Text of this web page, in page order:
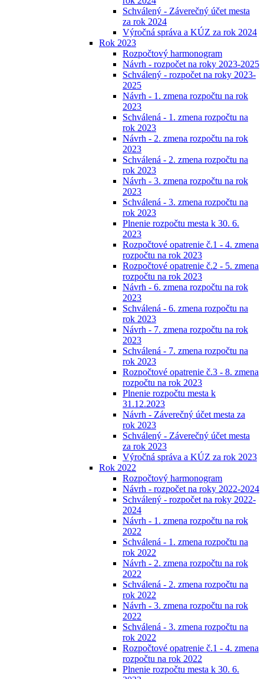
Schválený - Záverečný účet mesta
za rok 2024
Výročná správa a KÚZ za rok 2024
Rok 2023
Rozpočtový harmonogram
Návrh - rozpočet na roky 2023-2025
Schválený - rozpočet na roky 2023-
2025
Návrh - 1. zmena rozpočtu na rok
2023
Schválená - 1. zmena rozpočtu na
rok 2023
Návrh - 2. zmena rozpočtu na rok
2023
Schválená - 2. zmena rozpočtu na
rok 2023
Návrh - 3. zmena rozpočtu na rok
2023
Schválená - 3. zmena rozpočtu na
rok 2023
Plnenie rozpočtu mesta k 30. 6.
2023
Rozpočtové opatrenie č.1 - 4. zmena
rozpočtu na rok 2023
Rozpočtové opatrenie č.2 - 5. zmena
rozpočtu na rok 2023
Návrh - 6. zmena rozpočtu na rok
2023
Schválená - 6. zmena rozpočtu na
rok 2023
Návrh - 7. zmena rozpočtu na rok
2023
Schválená - 7. zmena rozpočtu na
rok 2023
Rozpočtové opatrenie č.3 - 8. zmena
rozpočtu na rok 2023
Plnenie rozpočtu mesta k
31.12.2023
Návrh - Záverečný účet mesta za
rok 2023
Schválený - Záverečný účet mesta
za rok 2023
Výročná správa a KÚZ za rok 2023
Rok 2022
Rozpočtový harmonogram
Návrh - rozpočet na roky 2022-2024
Schválený - rozpočet na roky 2022-
2024
Návrh - 1. zmena rozpočtu na rok
2022
Schválená - 1. zmena rozpočtu na
rok 2022
Návrh - 2. zmena rozpočtu na rok
2022
Schválená - 2. zmena rozpočtu na
rok 2022
Návrh - 3. zmena rozpočtu na rok
2022
Schválená - 3. zmena rozpočtu na
rok 2022
Rozpočtové opatrenie č.1 - 4. zmena
rozpočtu na rok 2022
Plnenie rozpočtu mesta k 30. 6.